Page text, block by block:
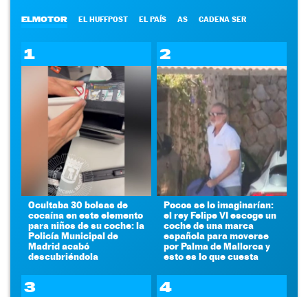
ELMOTOR EL HUFFPOST EL PAÍS AS CADENA SER
1
Ocultaba 30 bolsas de
cocaína en este elemento
para niños de su coche: la
Policía Municipal de
Madrid acabó
descubriéndola
2
Pocos se lo imaginarían:
el rey Felipe VI escoge un
coche de una marca
española para moverse
por Palma de Mallorca y
esto es lo que cuesta
3 4